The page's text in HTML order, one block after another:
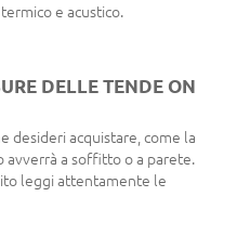
e acustico.
DELLE TENDE ON
desideri acquistare, come la
avverrà a soffitto o a parete.
leggi attentamente le